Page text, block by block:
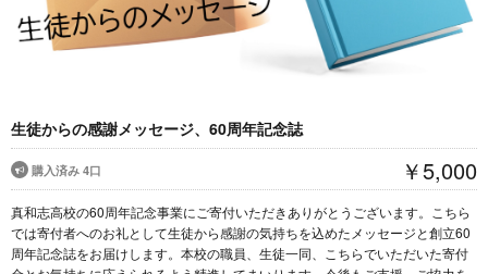
生徒からの感謝メッセージ、60周年記念誌
購入済み 4口 ￥5,000
真和志高校の60周年記念事業にご寄付いただきありがとうございます。こちら
では寄付者へのお礼として生徒から感謝の気持ちを込めたメッセージと創立60
周年記念誌をお届けします。本校の職員、生徒一同、こちらでいただいた寄付